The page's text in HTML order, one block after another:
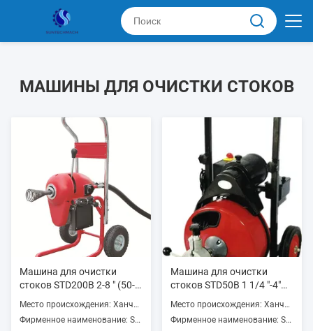
МАШИНЫ ДЛЯ ОЧИСТКИ СТОКОВ
Машина для очистки
стоков STD200B 2-8 " (50-
литой алюминиевой
рамкой
Место происхождения: Ханчжоу, Китай
Фирменное наименование: SUNTECHMACH
Машина для очистки
стоков STD50B 1 1/4 "-4"
с литой алюминиевой
рамкой
Место происхождения: Ханчжоу, Китай
Фирменное наименование: SUNTECHMACH